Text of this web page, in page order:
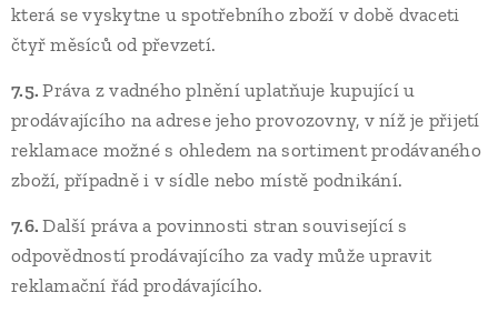
která se vyskytne u spotřebního zboží v době dvaceti
čtyř měsíců od převzetí.
7.5.Práva z vadného plnění uplatňuje kupující u
prodávajícího na adrese jeho provozovny, v níž je přijetí
reklamace možné s ohledem na sortiment prodávaného
zboží, případně i v sídle nebo místě podnikání.
7.6.Další práva a povinnosti stran související s
odpovědností prodávajícího za vady může upravit
reklamační řád prodávajícího.